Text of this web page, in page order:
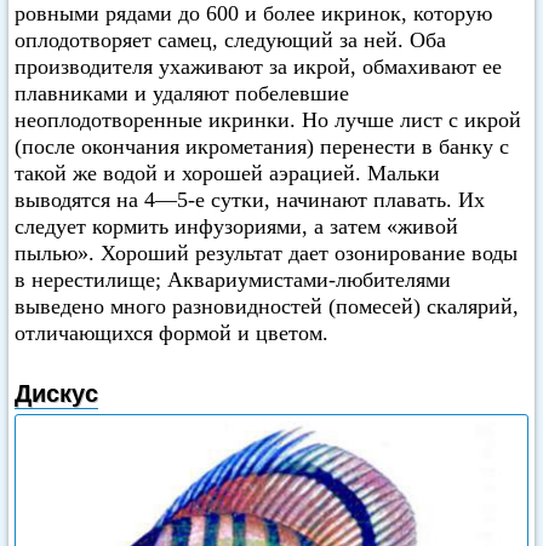
ровными рядами до 600 и более икринок, которую
оплодотворяет самец, следующий за ней. Оба
производителя ухаживают за икрой, обмахивают ее
плавниками и удаляют побелевшие
неоплодотворенные икринки. Но лучше лист с икрой
(после окончания икрометания) перенести в банку с
такой же водой и хорошей аэрацией. Мальки
выводятся на 4—5-е сутки, начинают плавать. Их
следует кормить инфузориями, а затем «живой
пылью». Хороший результат дает озонирование воды
в нерестилище; Аквариумистами-любителями
выведено много разновидностей (помесей) скалярий,
отличающихся формой и цветом.
Дискус